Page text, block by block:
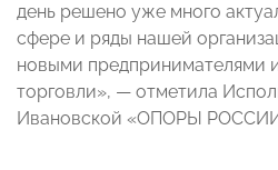
день решено уже много
сфере и ряды нашей
новыми предпринимателями
торговли», — отметила
Ивановской «ОПОРЫ